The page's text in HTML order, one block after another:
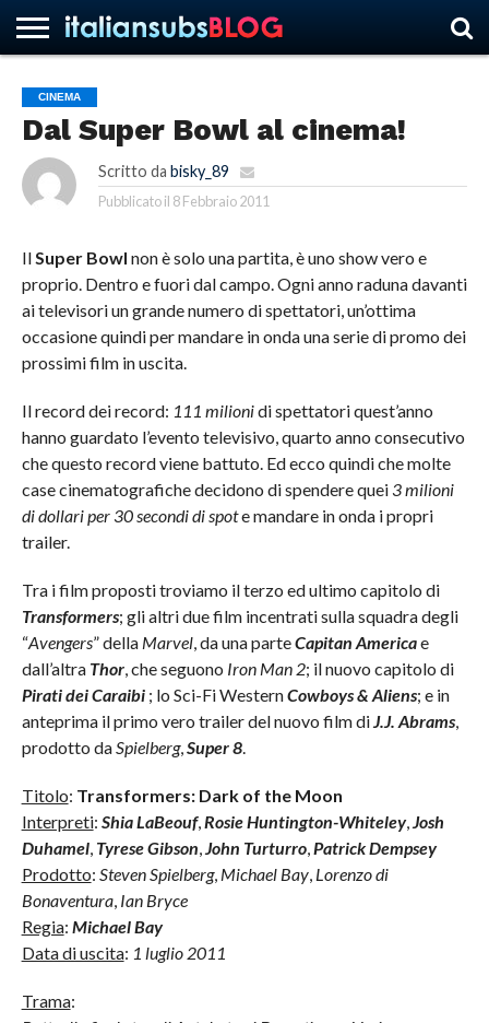
HOME
NEWS
ASCOLTI
RECENSIONI
INTERVISTE
CURIOSITÀ
CHI
SIAMO
CONTATTACI
FORUM
ITALIANSUBS
CINEMA
Dal Super Bowl al cinema!
Scritto da bisky_89
Pubblicato il 8 Febbraio 2011
IlSuper Bowl non è solo una partita, è uno show vero e
proprio. Dentro e fuori dal campo. Ogni anno raduna davanti
ai televisori un grande numero di spettatori, un’ottima
occasione quindi per mandare in onda una serie di promo dei
prossimi film in uscita.
Il record dei record: 111 milionidi spettatori quest’anno
hanno guardato l’evento televisivo, quarto anno consecutivo
che questo record viene battuto. Ed ecco quindi che molte
case cinematografiche decidono di spendere quei 3 milioni
di dollari per 30 secondi di spote mandare in onda i propri
trailer.
Tra i film proposti troviamo il terzo ed ultimo capitolo di
Transformers; gli altri due film incentrati sulla squadra degli
“Avengers” della Marvel, da una parteCapitan Americae
dall’altra Thor, che seguono Iron Man 2; il nuovo capitolo di
Pirati dei Caraibi; lo Sci-Fi WesternCowboys & Aliens; e in
anteprima il primo vero trailer del nuovo film diJ.J. Abrams,
prodotto daSpielberg,Super 8.
Titolo: Transformers: Dark of the Moon
Interpreti: Shia LaBeouf,Rosie Huntington-Whiteley,Josh
Duhamel, Tyrese Gibson,John Turturro,Patrick Dempsey
Prodotto: Steven Spielberg, Michael Bay, Lorenzo di
Bonaventura, Ian Bryce
Regia: Michael Bay
Data di uscita: 1 luglio 2011
Trama: